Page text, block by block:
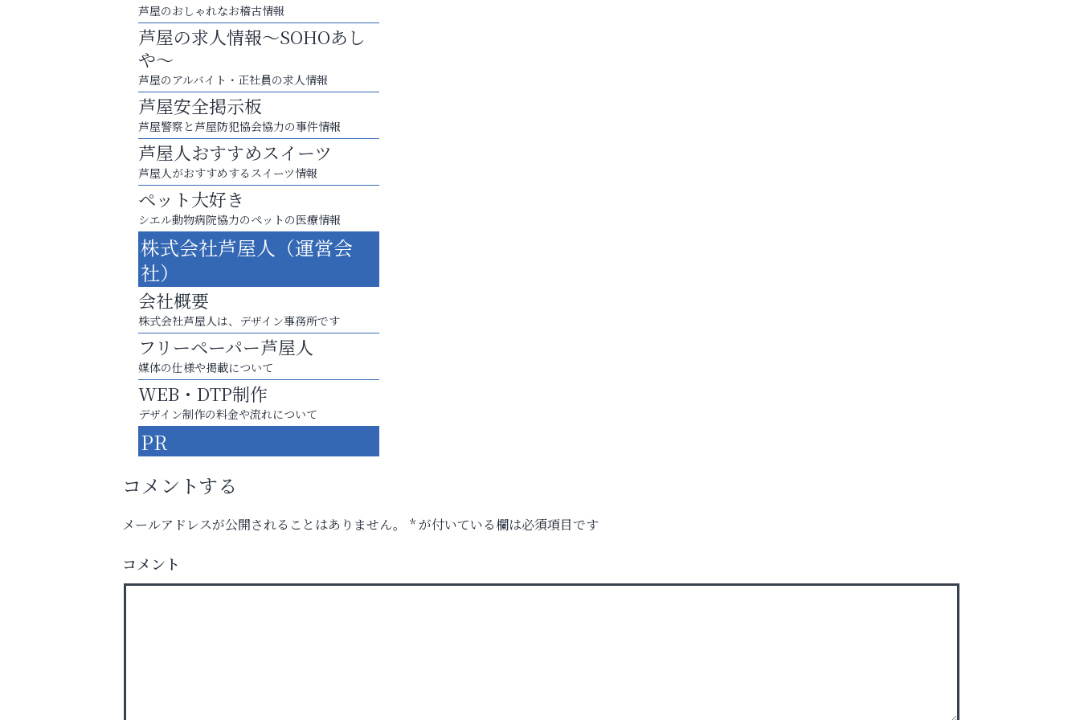
査定のプロが心を込めて出張査定
ご不要品の売却はトレファク出張買取へ
阪神相続相談協会
まずは話してみませんか？
「相続」無料相談会カフェ
芦屋のおしゃれなお稽古情報
芦屋の求人情報～SOHOあし
や～
芦屋のアルバイト・正社員の求人情報
芦屋安全掲示板
芦屋警察と芦屋防犯協会協力の事件情報
芦屋人おすすめスイーツ
芦屋人がおすすめするスイーツ情報
ペット大好き
シエル動物病院協力のペットの医療情報
株式会社芦屋人（運営会
社）
会社概要
株式会社芦屋人は、デザイン事務所です
フリーペーパー芦屋人
媒体の仕様や掲載について
WEB・DTP制作
デザイン制作の料金や流れについて
PR
コメントする
メールアドレスが公開されることはありません。 *が付いている欄は必須項目です
コメント